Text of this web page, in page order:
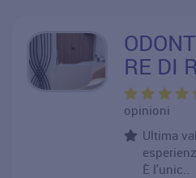
RE DI
opinioni
Ultima
È l'unic..